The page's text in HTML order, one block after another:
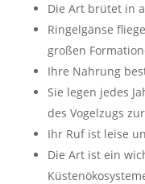
Die Art brütet in
Ringelgänse
großen
Ihre Nahrung
Sie legen jedes
des Vogelzugs
Ihr Ruf ist leise
Die Art ist ein